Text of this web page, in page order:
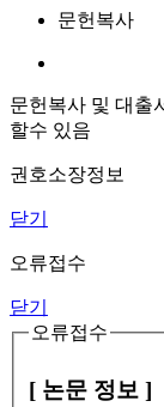
문헌복사
문헌복사 및 대출
할수 있음
권호소장정보
닫기
오류접수
닫기
오류접수
[ 논문 정보 ]